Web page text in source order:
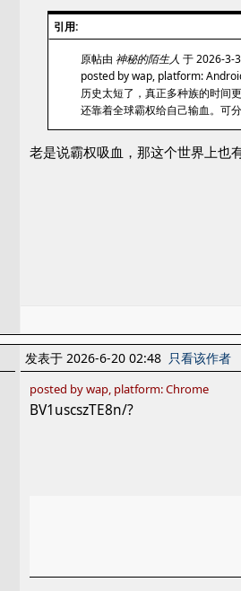
引用:
原帖由 神秘的陌生人 于 2026-3-
posted by wap, platform:
历史太短了，真正多种族的时间
还靠着全球霸权给自己输血。可
老是说霸权吸血，那这个世界上也
发表于 2026-6-20 02:48 只看该作者
posted by wap, platform: Chrome
BV1uscszTE8n/?